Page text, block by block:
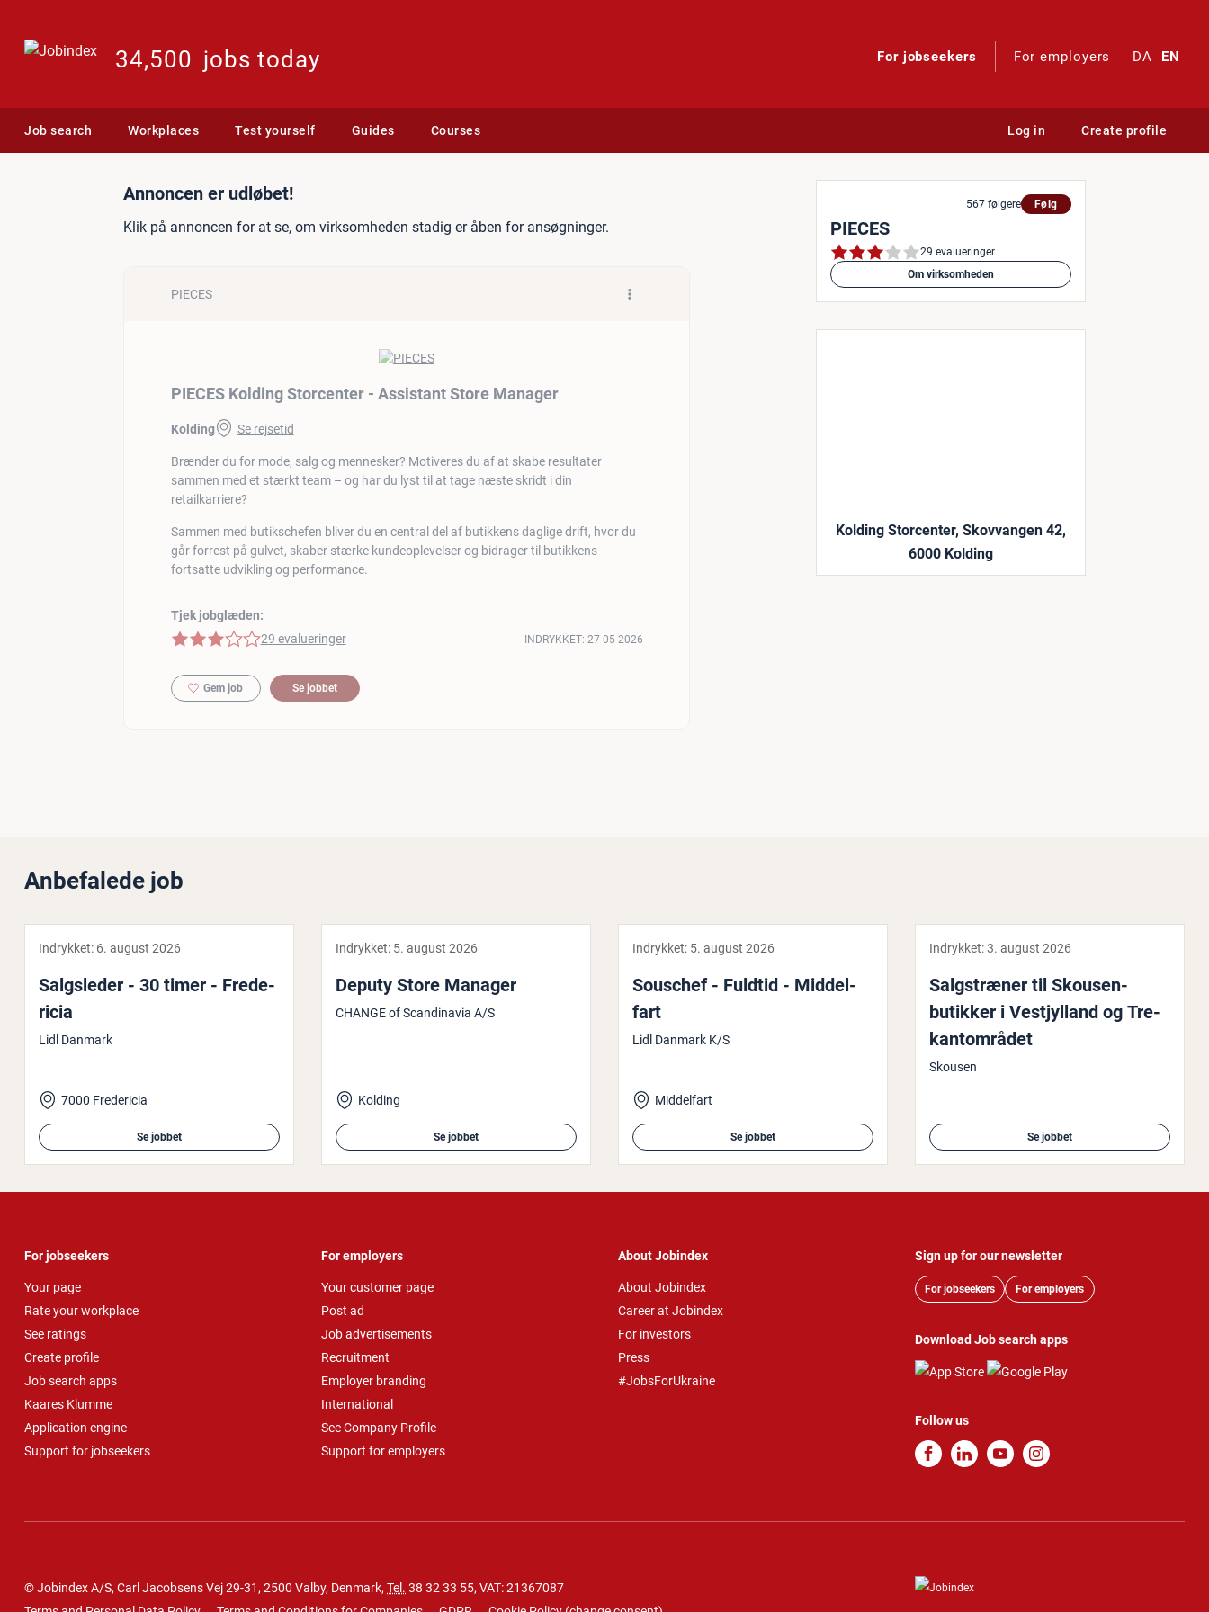
34,500 jobs today For jobseekers For employers DA EN
Job search Workplaces Test yourself Guides Courses Log in Create profile
Jobannonce: PIECES Kolding Storcenter - Assistant Store Manager
Annoncen er udløbet!
Klik på annoncen for at se, om virksomheden stadig er åben for ansøgninger.
PIECES
PIECES Kolding Storcenter - Assistant Store Manager
Kolding Se rejsetid
Brænder du for mode, salg og mennesker? Motiveres du af at skabe resultater
sammen med et stærkt team – og har du lyst til at tage næste skridt i din
retailkarriere?
Sammen med butikschefen bliver du en central del af butikkens daglige drift, hvor du
går forrest på gulvet, skaber stærke kundeoplevelser og bidrager til butikkens
fortsatte udvikling og performance.
Tjek jobglæden:
3 af 5 stjerner
29 evalueringer INDRYKKET: 27-05-2026
Gem job Se jobbet
567 følgere Følg
PIECES
29 evalueringer
Om virksomheden
Kolding Storcenter, Skovvangen 42,
6000 Kolding
Anbefalede job
Indrykket: 6. august 2026
Salgs­le­der - 30 timer - Fre­de­
ri­cia
Lidl Danmark
7000 Fredericia
Se jobbet
Indrykket: 5. august 2026
Deputy Store Manager
CHANGE of Scandinavia A/S
Kolding
Se jobbet
Indrykket: 5. august 2026
Souschef - Fuldtid - Mid­del­
fart
Lidl Danmark K/S
Middelfart
Se jobbet
Indrykket:3. august 2026
Salgstræ­ner til Skousen-
butikker i Ve­stjyl­land og Tre­
kan­t­om­rå­det
Skousen
Se jobbet
For jobseekers
Your page
Rate your workplace
See ratings
Create profile
Job search apps
Kaares Klumme
Application engine
Support for jobseekers
For employers
Your customer page
Post ad
Job advertisements
Recruitment
Employer branding
International
See Company Profile
Support for employers
About Jobindex
About Jobindex
Career at Jobindex
For investors
Press
#JobsForUkraine
Sign up for our newsletter
For jobseekers For employers
Download Job search apps
Follow us
© Jobindex A/S, Carl Jacobsens Vej 29-31, 2500 Valby, Denmark, Tel. 38 32 33 55, VAT: 21367087